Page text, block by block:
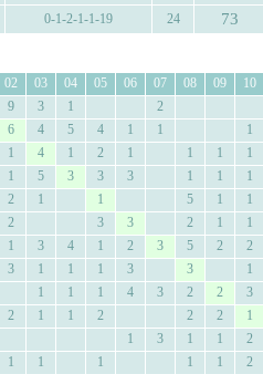
0-1-2-1-1-19 24 73
02 03 04 05 06 07 08 09
10
9 3 1
2
6 4 5 4 1 1
1
1 4 1 2 1 1 1
1
1 5 3 3 3 1 1
1
2 1 1 5 1
1
2 3 3 2 1
1
1 3 4 1 2 3 5 2
2
3 1 1 1 3 3
1
1 1 1 4 3 2 2
3
2 1 1 2 2 2
1
1 3 1 1
2
1 1 1 1 1
2